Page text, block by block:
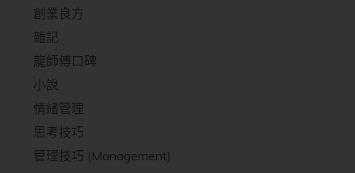
創業良方
雜記
龍師傅口碑
小說
情緒管理
思考技巧
管理技巧 (Management)